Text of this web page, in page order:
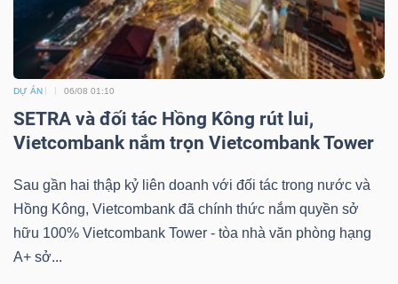
DỰ ÁN 06/08 01:10
SETRA và đối tác Hồng Kông rút lui,
Vietcombank nắm trọn Vietcombank Tower
Sau gần hai thập kỷ liên doanh với đối tác trong nước và
Hồng Kông, Vietcombank đã chính thức nắm quyền sở
hữu 100% Vietcombank Tower - tòa nhà văn phòng hạng
A+ sở...